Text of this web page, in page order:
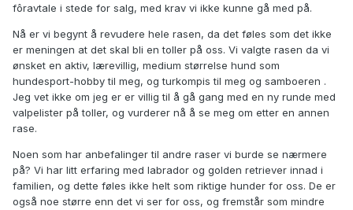
fôravtale i stede for salg, med krav vi ikke kunne gå med på.
Nå er vi begynt å revudere hele rasen, da det føles som det ikke
er meningen at det skal bli en toller på oss. Vi valgte rasen da vi
ønsket en aktiv, lærevillig, medium størrelse hund som
hundesport-hobby til meg, og turkompis til meg og samboeren .
Jeg vet ikke om jeg er er villig til å gå gang med en ny runde med
valpelister på toller, og vurderer nå å se meg om etter en annen
rase.
Noen som har anbefalinger til andre raser vi burde se nærmere
på? Vi har litt erfaring med labrador og golden retriever innad i
familien, og dette føles ikke helt som riktige hunder for oss. De er
også noe større enn det vi ser for oss, og fremstår som mindre